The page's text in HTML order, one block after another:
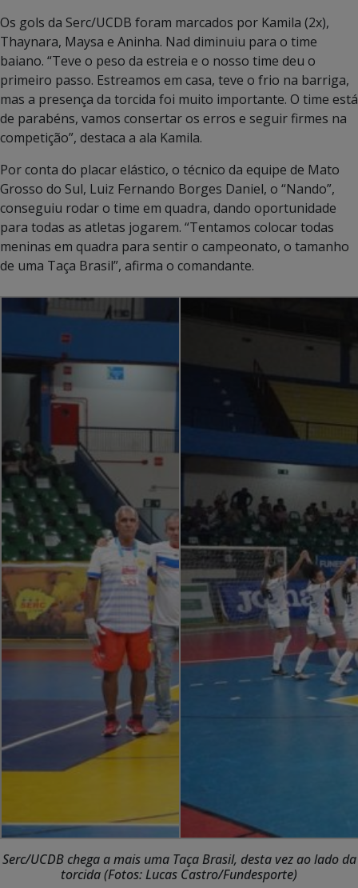
Os gols da Serc/UCDB foram marcados por Kamila (2x),
Thaynara, Maysa e Aninha. Nad diminuiu para o time
baiano. “Teve o peso da estreia e o nosso time deu o
primeiro passo. Estreamos em casa, teve o frio na barriga,
mas a presença da torcida foi muito importante. O time está
de parabéns, vamos consertar os erros e seguir firmes na
competição”, destaca a ala Kamila.
Por conta do placar elástico, o técnico da equipe de Mato
Grosso do Sul, Luiz Fernando Borges Daniel, o “Nando”,
conseguiu rodar o time em quadra, dando oportunidade
para todas as atletas jogarem. “Tentamos colocar todas
meninas em quadra para sentir o campeonato, o tamanho
de uma Taça Brasil”, afirma o comandante.
Serc/UCDB chega a mais uma Taça Brasil, desta vez ao lado da
torcida (Fotos: Lucas Castro/Fundesporte)